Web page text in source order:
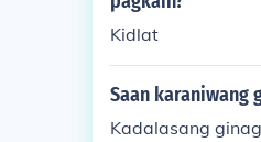
Kidlat
Saan karaniwang
Kadalasang